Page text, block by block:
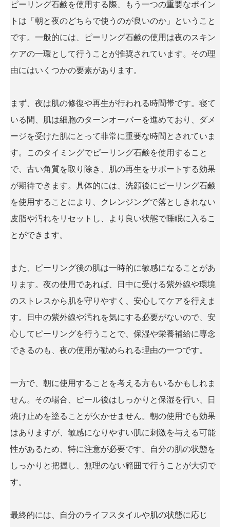
ピーリング石鹸を使用する際、もう一つの重要なポイン
トは「朝と夜のどちらで使うのが良いのか」ということ
です。一般的には、ピーリング石鹸の使用は夜のスキン
ケアの一環として行うことが推奨されています。その理
由にはいくつかの要素があります。
まず、夜は肌の修復や再生が行われる時間帯です。寝て
いる間、肌は細胞のターンオーバーを進めており、ダメ
ージを受けた肌にとって非常に重要な時間とされていま
す。このタイミングでピーリング石鹸を使用すること
で、古い角質を取り除き、肌の再生をサポートする効果
が期待できます。具体的には、洗顔後にピーリング石鹸
を使用することにより、クレンジングで落としきれない
皮脂や汚れをリセットし、より良い状態で睡眠に入るこ
とができます。
また、ピーリング後の肌は一時的に敏感になることがあ
ります。夜の使用であれば、日中に受ける紫外線や環境
のストレスから肌を守りやすく、安心してケアを行えま
す。日中の紫外線や汚れを気にする必要がないので、安
心してピーリングを行うことで、保湿や栄養補給に専念
できるのも、夜の使用が勧められる理由の一つです。
一方で、朝に使用することを考える方もいるかもしれま
せん。その場合、ピール後はしっかりと保湿を行い、日
焼け止めを塗ることが欠かせません。朝の使用でも効果
はありますが、敏感になりやすい肌に刺激を与える可能
性があるため、特に注意が必要です。自分の肌の状態を
しっかりと把握し、無理のない範囲で行うことが大切で
す。
最終的には、自分のライフスタイルや肌の状態に応じ